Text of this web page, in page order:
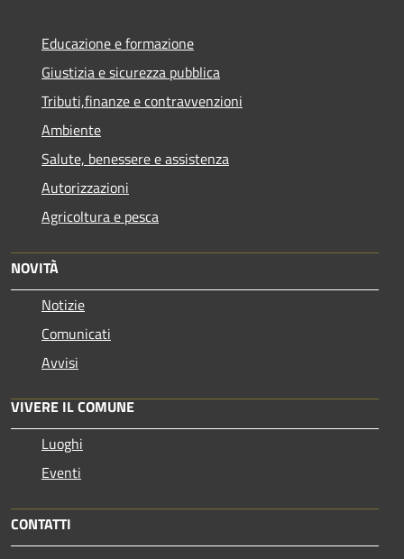
Educazione e formazione
Giustizia e sicurezza pubblica
Tributi,finanze e contravvenzioni
Ambiente
Salute, benessere e assistenza
Autorizzazioni
Agricoltura e pesca
NOVITÀ
Notizie
Comunicati
Avvisi
VIVERE IL COMUNE
Luoghi
Eventi
CONTATTI